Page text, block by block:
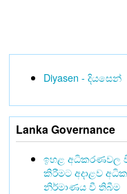
Diyasen - දියසෙන්
Lanka Governance
ඉහළ අධිකරණවල
කිරීමට අදාළව
නිර්මාණය වී තිබීම